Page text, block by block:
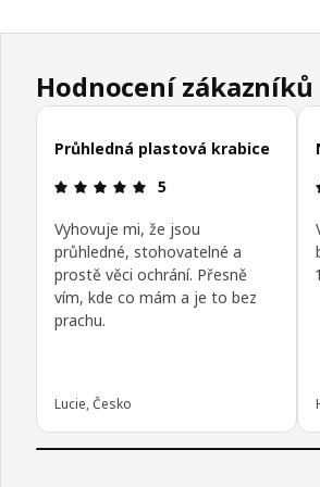
Hodnocení zákazníků
Přeskočit recenze zákazníků
Průhledná plastová krabice
Hodnocení výrobku: 5 z
5
Vyhovuje mi, že jsou
průhledné, stohovatelné a
prostě věci ochrání. Přesně
vím, kde co mám a je to bez
prachu.
Lucie, Česko